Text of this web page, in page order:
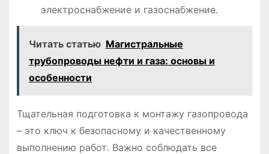
электроснабжение и газоснабжение․
Читать статью Магистральные
трубопроводы нефти и газа: основы и
особенности
Тщательная подготовка к монтажу газопровода
– это ключ к безопасному и качественному
выполнению работ․ Важно соблюдать все